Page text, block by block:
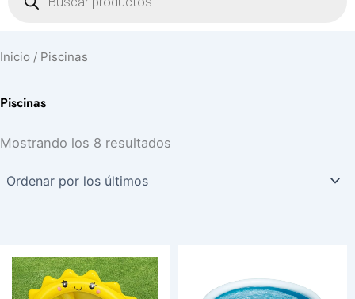
productos
Inicio / Piscinas
Piscinas
Mostrando los 8 resultados